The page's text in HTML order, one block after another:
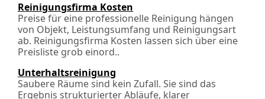
Reinigungsfirma Kosten
Preise für eine professionelle Reinigung hängen
von Objekt, Leistungsumfang und Reinigungsart
ab. Reinigungsfirma Kosten lassen sich über eine
Preisliste grob einord..
Unterhaltsreinigung
Saubere Räume sind kein Zufall. Sie sind das
Ergebnis strukturierter Abläufe, klarer